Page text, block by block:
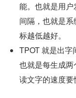
能。也就是用
间隔，也就是
标越低越好。
TPOT 就是出字
也就是每生成
读文字的速度要